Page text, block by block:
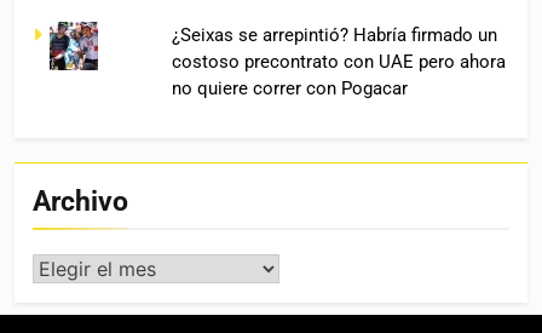
¿Seixas se arrepintió? Habría firmado un
costoso precontrato con UAE pero ahora
no quiere correr con Pogacar
Archivo
Archivo